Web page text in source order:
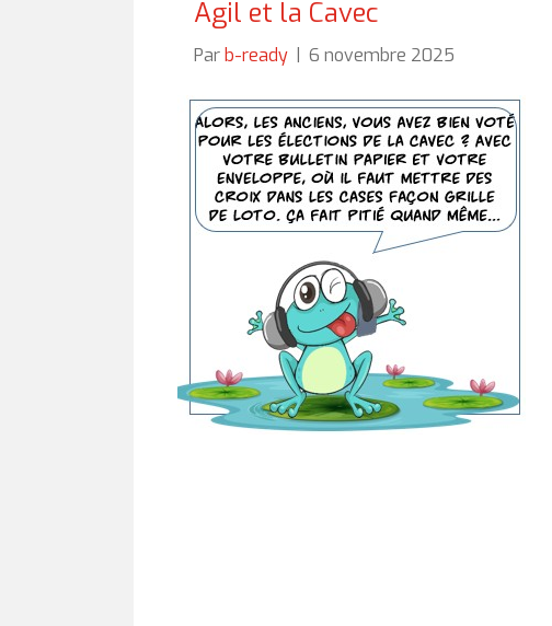
Agil et la Cavec
Par b-ready 6 novembre 2025